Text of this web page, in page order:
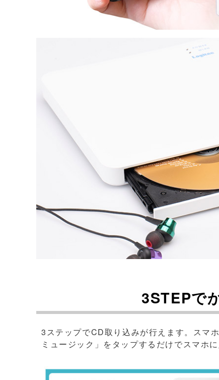
3STEPで
3ステップでCD取り込みが行えます。スマ
ミュージック」をタップするだけでスマホ